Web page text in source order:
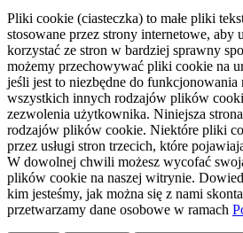
Pliki cookie (ciasteczka) to małe pliki
stosowane przez strony internetowe,
korzystać ze stron w bardziej sprawny
możemy przechowywać pliki cookie na
jeśli jest to niezbędne do
wszystkich innych rodzajów plików
zezwolenia użytkownika. Niniejsza
rodzajów plików cookie. Niektóre pliki
przez usługi stron trzecich, które
W dowolnej chwili możesz wycofać
plików cookie na naszej witrynie.
kim jesteśmy, jak można się z nami
przetwarzamy dane osobowe w ramach